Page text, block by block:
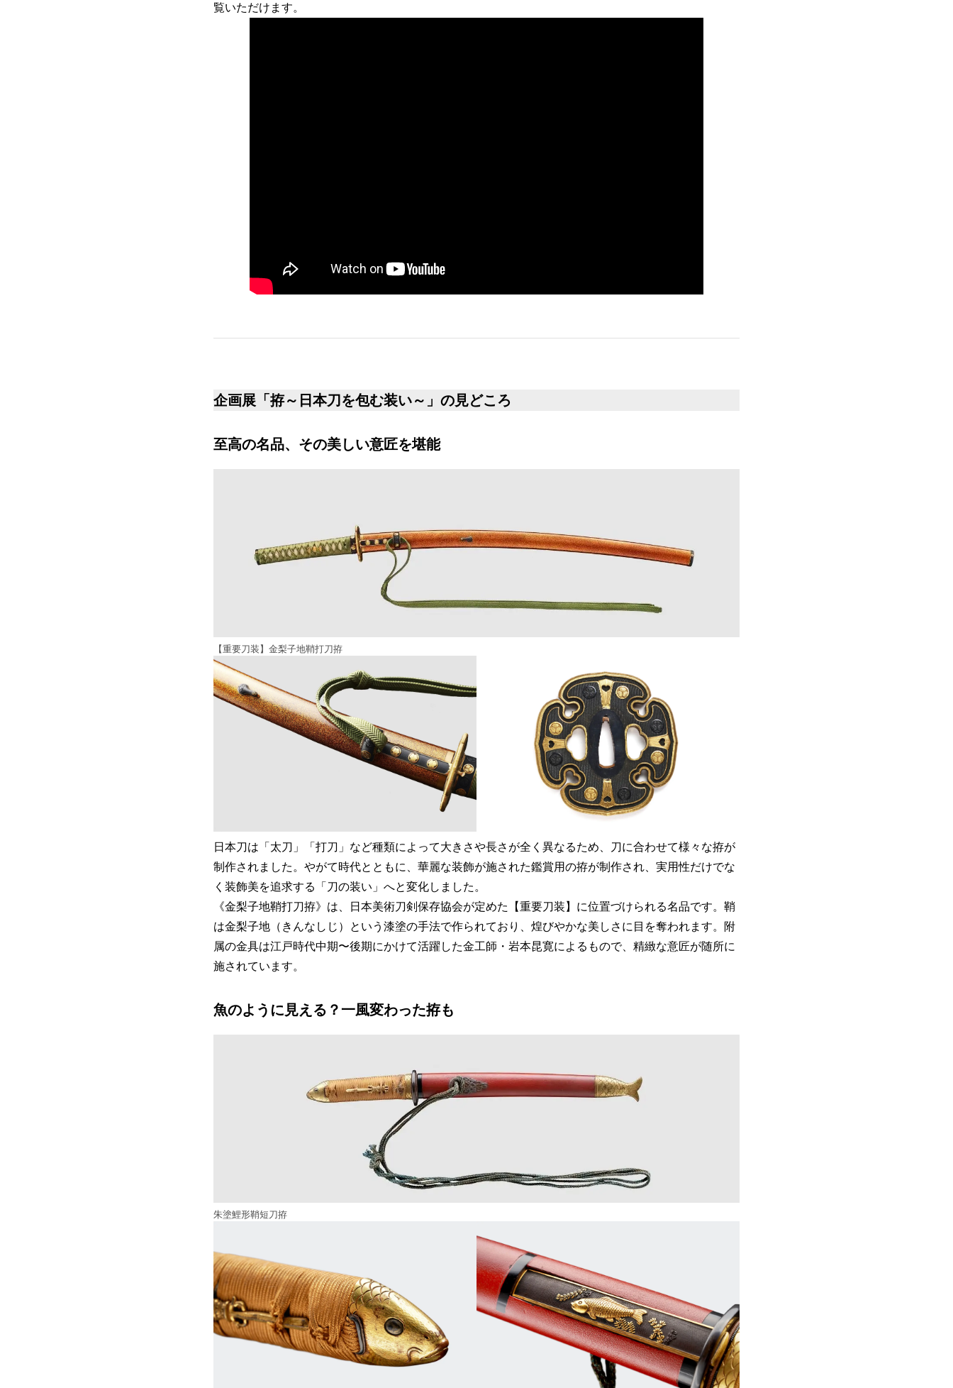
覧いただけます。
企画展「拵～日本刀を包む装い～」の見どころ
至高の名品、その美しい意匠を堪能
【重要刀装】金梨子地鞘打刀拵
日本刀は「太刀」「打刀」など種類によって大きさや長さが全く異なるため、刀に合わせて様々な拵が
制作されました。やがて時代とともに、華麗な装飾が施された鑑賞用の拵が制作され、実用性だけでな
く装飾美を追求する「刀の装い」へと変化しました。
《金梨子地鞘打刀拵》は、日本美術刀剣保存協会が定めた【重要刀装】に位置づけられる名品です。鞘
は金梨子地（きんなしじ）という漆塗の手法で作られており、煌びやかな美しさに目を奪われます。附
属の金具は江戸時代中期〜後期にかけて活躍した金工師・岩本昆寛によるもので、精緻な意匠が随所に
施されています。
魚のように見える？一風変わった拵も
朱塗鯉形鞘短刀拵